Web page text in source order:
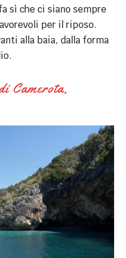
sì che ci siano sempre
per il riposo.
alla baia, dalla forma
Camerota,